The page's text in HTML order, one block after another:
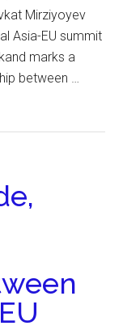
Mirziyoyev
Asia-EU summit
marks a
between …